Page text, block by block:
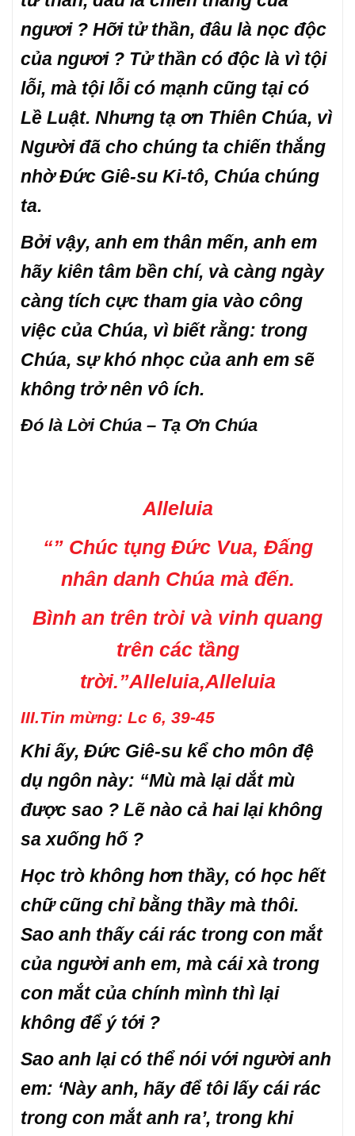
ngươi ? Hỡi tử thần, đâu là nọc độc
của ngươi ? Tử thần có độc là vì tội
lỗi, mà tội lỗi có mạnh cũng tại có
Lề Luật. Nhưng tạ ơn Thiên Chúa, vì
Người đã cho chúng ta chiến thắng
nhờ Đức Giê-su Ki-tô, Chúa chúng
ta.
Bởi vậy, anh em thân mến, anh em
hãy kiên tâm bền chí, và càng ngày
càng tích cực tham gia vào công
việc của Chúa, vì biết rằng: trong
Chúa, sự khó nhọc của anh em sẽ
không trở nên vô ích.
Đó là Lời Chúa – Tạ Ơn Chúa
Alleluia
“” Chúc tụng Đức Vua, Đấng
nhân danh Chúa mà đến.
Bình an trên tròi và vinh quang
trên các tầng
trời.”Alleluia,Alleluia
III.Tin mừng: Lc 6, 39-45
Khi ấy, Đức Giê-su kể cho môn đệ
dụ ngôn này: “Mù mà lại dắt mù
được sao ? Lẽ nào cả hai lại không
sa xuống hố ?
Học trò không hơn thầy, có học hết
chữ cũng chỉ bằng thầy mà thôi.
Sao anh thấy cái rác trong con mắt
của người anh em, mà cái xà trong
con mắt của chính mình thì lại
không để ý tới ?
Sao anh lại có thể nói với người anh
em: ‘Này anh, hãy để tôi lấy cái rác
trong con mắt anh ra’, trong khi